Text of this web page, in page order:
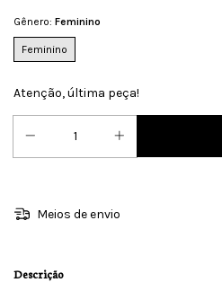
Gênero: Feminino
Feminino
Atenção, última peça!
Meios de envio
Descrição